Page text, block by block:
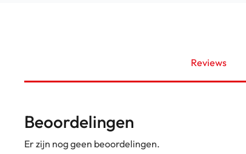
Reviews
Beoordelingen
Er zijn nog geen beoordelingen.